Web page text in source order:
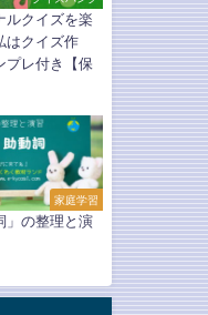
ルクイズを楽
はクイズ作
プレ付き【保
家庭学習
」の整理と演